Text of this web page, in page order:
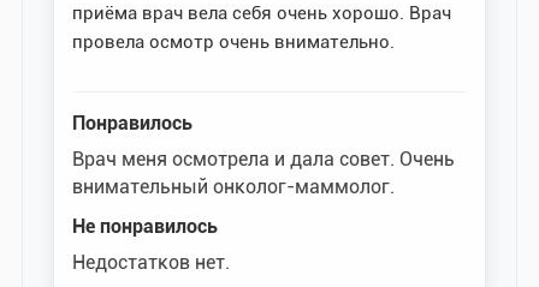
приёма врач вела себя очень хорошо. Врач
провела осмотр очень внимательно.
Понравилось
Врач меня осмотрела и дала совет. Очень
внимательный онколог-маммолог.
Не понравилось
Недостатков нет.